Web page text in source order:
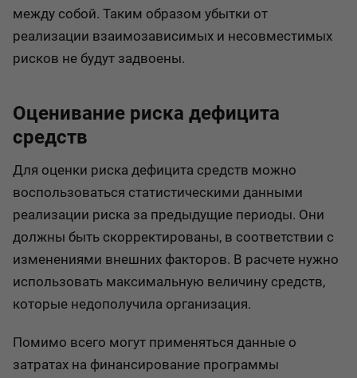
между собой. Таким образом убытки от
реализации взаимозависимых и несовместимых
рисков не будут задвоены.
Оценивание риска дефицита
средств
Для оценки риска дефицита средств можно
воспользоваться статистическими данными
реализации риска за предыдущие периоды. Они
должны быть скорректированы, в соответствии с
изменениями внешних факторов. В расчете нужно
использовать максимальную величину средств,
которые недополучила организация.
Помимо всего могут применяться данные о
затратах на финансирование программы